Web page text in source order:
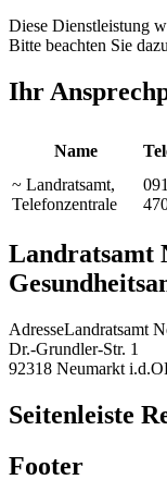
Diese Dienstleistung
Bitte beachten Sie
Ihr
Name
~ Landratsamt,
Telefonzentrale
Landratsamt
AdresseLandratsamt
Dr.-Grundler-Str. 1
92318 Neumarkt
Seitenleiste
Footer